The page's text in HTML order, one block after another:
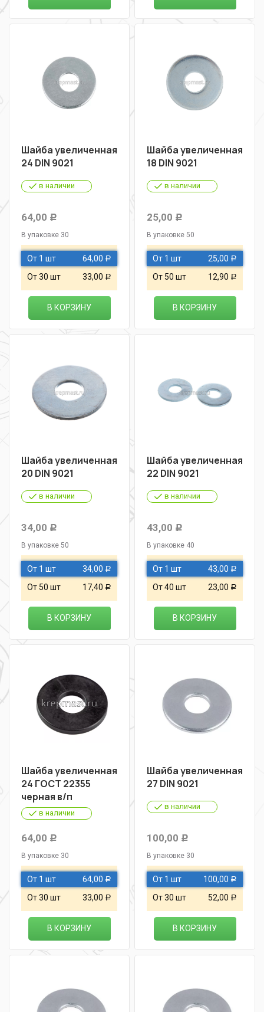
Шайба увеличенная
24 DIN 9021
в наличии
64,00 Р
В упаковке 30
От 1 шт 64,00 Р
От 30 шт 33,00 Р
В КОРЗИНУ
Шайба увеличенная
18 DIN 9021
в наличии
25,00 Р
В упаковке 50
От 1 шт 25,00 Р
От 50 шт 12,90 Р
В КОРЗИНУ
Шайба увеличенная
20 DIN 9021
в наличии
34,00 Р
В упаковке 50
От 1 шт 34,00 Р
От 50 шт 17,40 Р
В КОРЗИНУ
Шайба увеличенная
22 DIN 9021
в наличии
43,00 Р
В упаковке 40
От 1 шт 43,00 Р
От 40 шт 23,00 Р
В КОРЗИНУ
Шайба увеличенная
24 ГОСТ 22355
черная в/п
в наличии
64,00 Р
В упаковке 30
От 1 шт 64,00 Р
От 30 шт 33,00 Р
В КОРЗИНУ
Шайба увеличенная
27 DIN 9021
в наличии
100,00 Р
В упаковке 30
От 1 шт 100,00 Р
От 30 шт 52,00 Р
В КОРЗИНУ